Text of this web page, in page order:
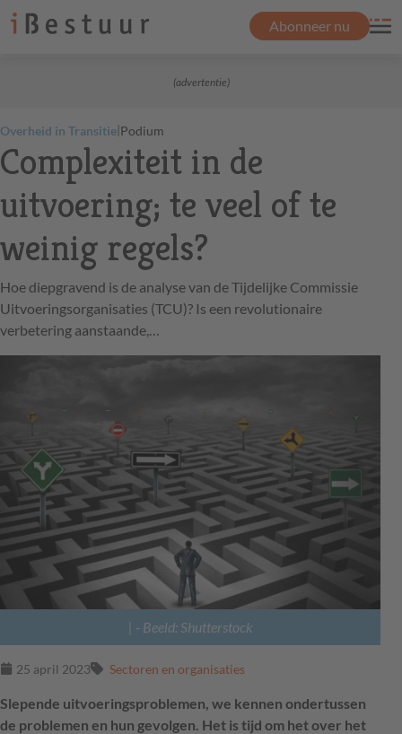
Abonneer nu
(advertentie)
Overheid in Transitie|Podium
Complexiteit in de
uitvoering; te veel of te
weinig regels?
Hoe diepgravend is de analyse van de Tijdelijke Commissie
Uitvoeringsorganisaties (TCU)? Is een revolutionaire
verbetering aanstaande,…
| - Beeld: Shutterstock
25 april 2023 Sectoren en organisaties
Slepende uitvoeringsproblemen, we kennen ondertussen
de problemen en hun gevolgen. Het is tijd om het over het